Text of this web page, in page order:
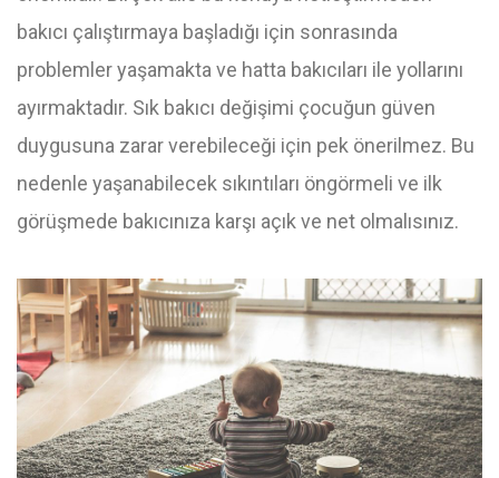
bakıcı çalıştırmaya başladığı için sonrasında
problemler yaşamakta ve hatta bakıcıları ile yollarını
ayırmaktadır. Sık bakıcı değişimi çocuğun güven
duygusuna zarar verebileceği için pek önerilmez. Bu
nedenle yaşanabilecek sıkıntıları öngörmeli ve ilk
görüşmede bakıcınıza karşı açık ve net olmalısınız.